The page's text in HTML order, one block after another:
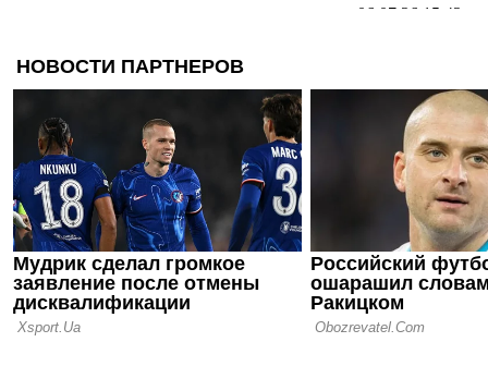
06.07.26 15:42
05.06.26 14:14
Украина
по ЧМ по
02.06.26 10:24
Украины -
чемпион